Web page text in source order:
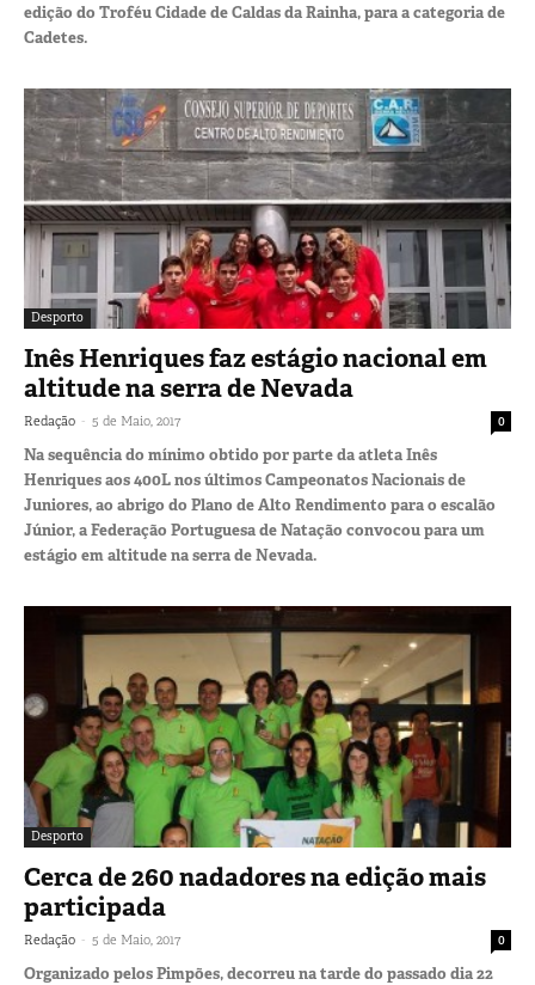
edição do Troféu Cidade de Caldas da Rainha, para a categoria de
Cadetes.
Desporto
Inês Henriques faz estágio nacional em
altitude na serra de Nevada
Redação - 5 de Maio, 2017 0
Na sequência do mínimo obtido por parte da atleta Inês
Henriques aos 400L nos últimos Campeonatos Nacionais de
Juniores, ao abrigo do Plano de Alto Rendimento para o escalão
Júnior, a Federação Portuguesa de Natação convocou para um
estágio em altitude na serra de Nevada.
Desporto
Cerca de 260 nadadores na edição mais
participada
Redação - 5 de Maio, 2017 0
Organizado pelos Pimpões, decorreu na tarde do passado dia 22